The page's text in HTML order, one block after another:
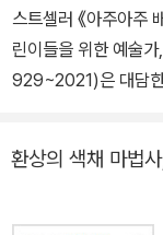
스트셀러 《아주아주
린이들을 위한 예술가, 에릭 칼 뉴욕 시러큐스
929~2021)은 대담한
디자이너로 일하던
환상의 색채 마법